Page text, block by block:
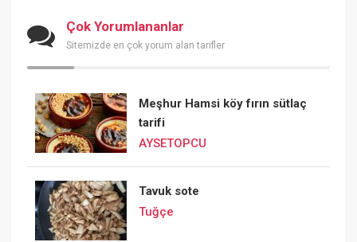
Çok Yorumlananlar
Sitemizde en çok yorum alan tarifler
Meşhur Hamsi köy fırın sütlaç
tarifi
AYSETOPCU
Tavuk sote
Tuğçe